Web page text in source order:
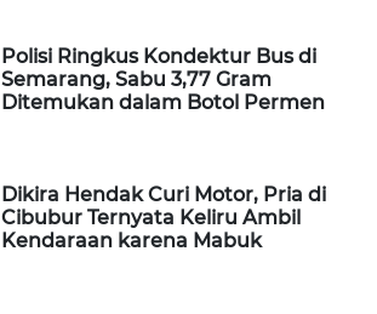
Polisi Ringkus Kondektur Bus di
Semarang, Sabu 3,77 Gram
Ditemukan dalam Botol Permen
Dikira Hendak Curi Motor, Pria di
Cibubur Ternyata Keliru Ambil
Kendaraan karena Mabuk